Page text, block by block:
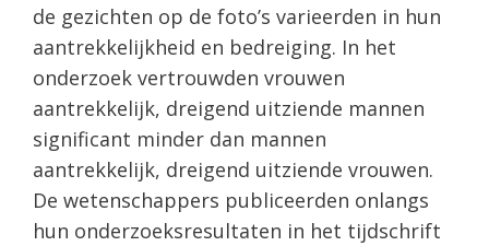
de gezichten op de foto’s varieerden in hun
aantrekkelijkheid en bedreiging. In het
onderzoek vertrouwden vrouwen
aantrekkelijk, dreigend uitziende mannen
significant minder dan mannen
aantrekkelijk, dreigend uitziende vrouwen.
De wetenschappers publiceerden onlangs
hun onderzoeksresultaten in het tijdschrift